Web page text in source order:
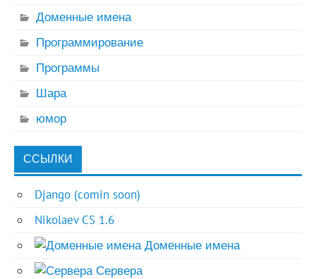
Доменные имена
Программирование
Программы
Шара
юмор
ССЫЛКИ
Django (comin soon)
Nikolaev CS 1.6
Доменные имена
Сервера